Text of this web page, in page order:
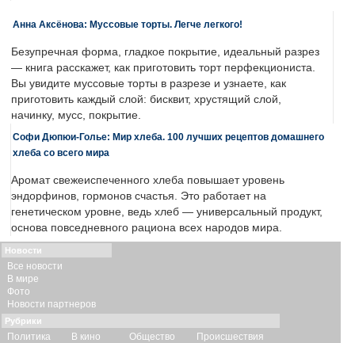
Анна Аксёнова: Муссовые торты. Легче легкого!
Безупречная форма, гладкое покрытие, идеальный разрез
— книга расскажет, как приготовить торт перфекциониста.
Вы увидите муссовые торты в разрезе и узнаете, как
приготовить каждый слой: бисквит, хрустящий слой,
начинку, мусс, покрытие.
Софи Дюпюи-Голье: Мир хлеба. 100 лучших рецептов домашнего
хлеба со всего мира
Аромат свежеиспеченного хлеба повышает уровень
эндорфинов, гормонов счастья. Это работает на
генетическом уровне, ведь хлеб — универсальный продукт,
основа повседневного рациона всех народов мира.
Новости
Все новости
В мире
Фото
Новости партнеров
Рубрики
Политика В кино Общество Происшествия